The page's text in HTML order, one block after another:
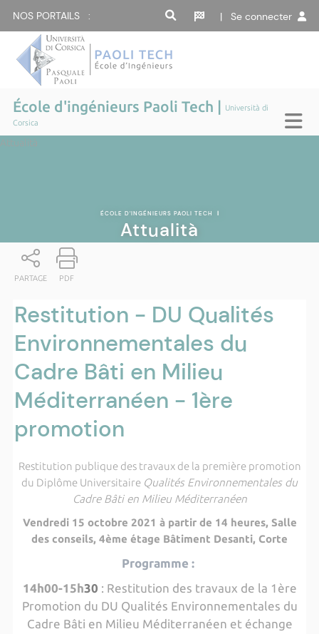
NOS PORTAILS : | Se connecter
École d'ingénieurs Paoli Tech |
Università di
Corsica
Attualità
ÉCOLE D'INGÉNIEURS PAOLI TECH |
Attualità
PARTAGE PDF
Restitution - DU Qualités
Environnementales du
Cadre Bâti en Milieu
Méditerranéen - 1ère
promotion
Restitution publique des travaux de la première promotion
du Diplôme Universitaire Qualités Environnementales du
Cadre Bâti en Milieu Méditerranéen
Vendredi 15 octobre 2021 à partir de 14 heures, Salle
des conseils, 4ème étage Bâtiment Desanti, Corte
Programme :
14h00-15h30 : Restitution des travaux de la 1ère
Promotion du DU Qualités Environnementales du
Cadre Bâti en Milieu Méditerranéen et échange